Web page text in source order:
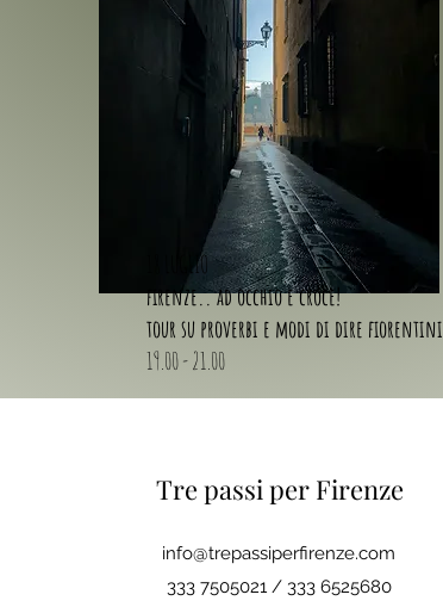
18 LUGLIO
firenze.. ad occhio e croce!
tour su proverbi e modi di dire fiorentini
19.00 - 21.00
Tre passi per Firenze
info@trepassiperfirenze.com
333 7505021 / 333 6525680